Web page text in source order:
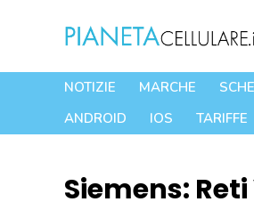
contenuto
NOTIZIE MARCHE
ANDROID
IOS TARIFFE
Siemens: